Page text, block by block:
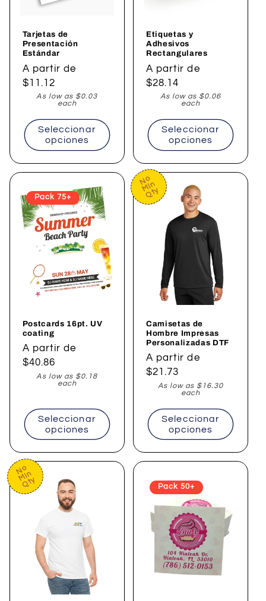
Tarjetas de
Presentación
Estándar
Precio
habitual
A partir de
$11.12
As low as $0.03
each
Seleccionar
opciones
Etiquetas y
Adhesivos
Rectangulares
Precio
habitual
A partir de
$28.14
As low as $0.06
each
Seleccionar
opciones
Pack 75+
Postcards 16pt. UV
coating
Precio
habitual
A partir de
$40.86
As low as $0.18
each
Seleccionar
opciones
No
Min
Qty
Camisetas de
Hombre Impresas
Personalizadas DTF
Precio
habitual
A partir de
$21.73
As low as $16.30
each
Seleccionar
opciones
No
Min
Qty Pack 50+